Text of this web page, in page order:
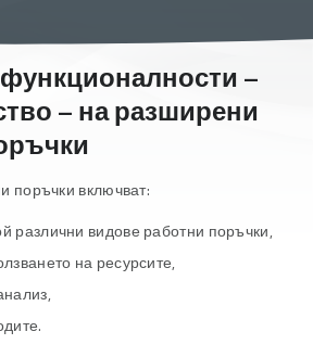
функционалности –
– на разширени
поръчки включват:
различни видове работни поръчки,
на ресурсите,